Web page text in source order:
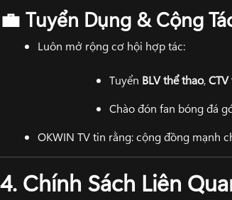
💼 Tuyển Dụng & Cộng
Luôn mở rộng cơ hội hợp tác:
Tuyển BLV thể thao,
Chào đón fan bóng đá
OKWIN TV tin rằng: cộng đồng mạnh
4. Chính Sách Liên